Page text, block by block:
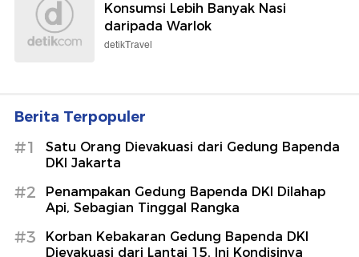
Konsumsi Lebih Banyak Nasi
daripada Warlok
detikTravel
Berita Terpopuler
#1
Satu Orang Dievakuasi dari Gedung Bapenda
DKI Jakarta
#2
Penampakan Gedung Bapenda DKI Dilahap
Api, Sebagian Tinggal Rangka
#3
Korban Kebakaran Gedung Bapenda DKI
Dievakuasi dari Lantai 15, Ini Kondisinya